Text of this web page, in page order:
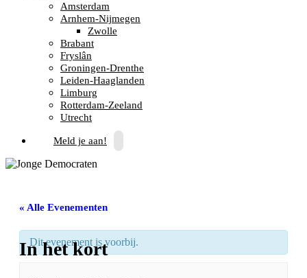
Amsterdam
Arnhem-Nijmegen
Zwolle
Brabant
Fryslân
Groningen-Drenthe
Leiden-Haaglanden
Limburg
Rotterdam-Zeeland
Utrecht
Meld je aan!
« Alle Evenementen
Dit evenement is voorbij.
In het kort